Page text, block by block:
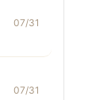
07/31
07/31